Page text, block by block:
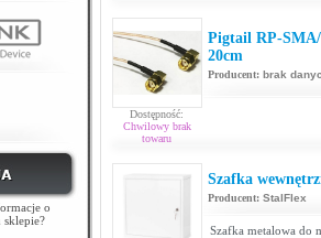
o
sklepie?
Dostępność:
Chwilowy brak
towaru
Pigtail RP-
20cm
Producent: brak
Szafka
Producent: StalFlex
Szafka metalowa do